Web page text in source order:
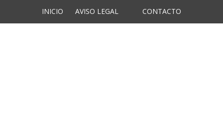
INICIO AVISO LEGAL CONTACTO